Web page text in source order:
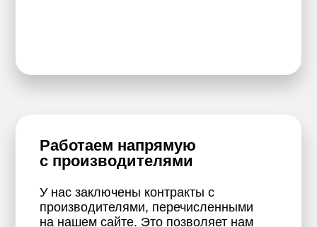
Работаем напрямую
с производителями
У нас заключены контракты с
производителями, перечисленными
на нашем сайте. Это позволяет нам